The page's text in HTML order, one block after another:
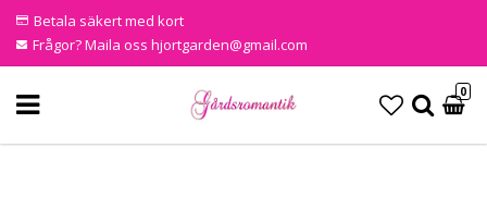
Betala säkert med kort
Frågor? Maila oss hjortgarden@gmail.com
0